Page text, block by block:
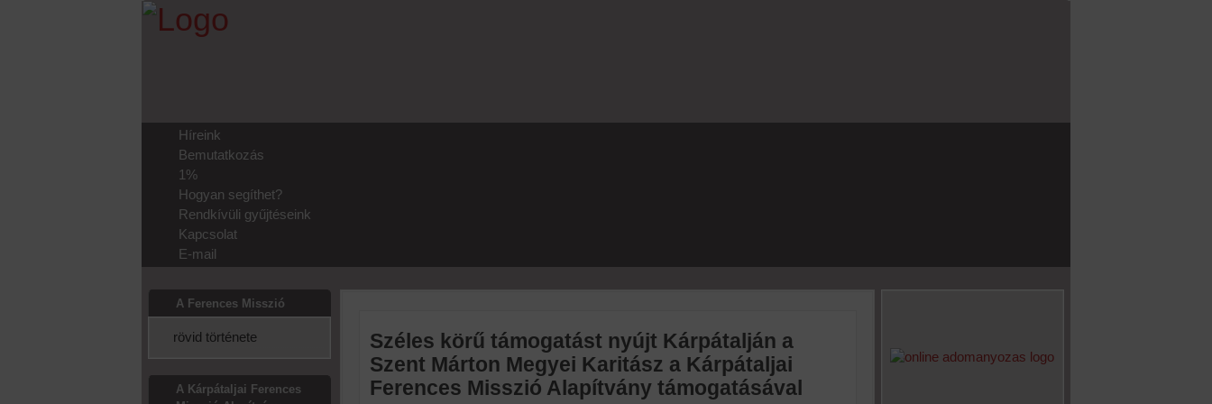
Híreink
Bemutatkozás
1%
Hogyan segíthet?
Rendkívüli gyűjtéseink
Kapcsolat
E-mail
A Ferences Misszió
rövid története
A Kárpátaljai Ferences
Széles körű támogatást nyújt Kárpátalján a
Szent Márton Megyei Karitász a Kárpátaljai
Ferences Misszió Alapítvány támogatásával